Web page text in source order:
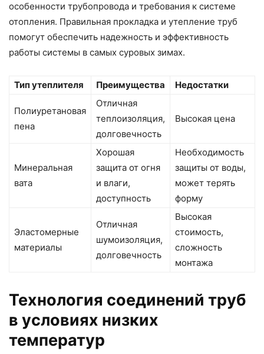
особенности трубопровода и требования к системе
отопления. Правильная прокладка и утепление труб
помогут обеспечить надежность и эффективность
работы системы в самых суровых зимах.
Тип утеплителя Преимущества Недостатки
Полиуретановая
пена
Отличная
теплоизоляция,
долговечность
Высокая цена
Минеральная
вата
Хорошая
защита от огня
и влаги,
доступность
Необходимость
защиты от воды,
может терять
форму
Эластомерные
материалы
Отличная
шумоизоляция,
долговечность
Высокая
стоимость,
сложность
монтажа
Технология соединений труб
в условиях низких
температур